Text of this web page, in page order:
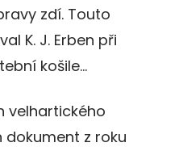
zdí. Touto
K. J. Erben při
košile…
velhartického
z roku